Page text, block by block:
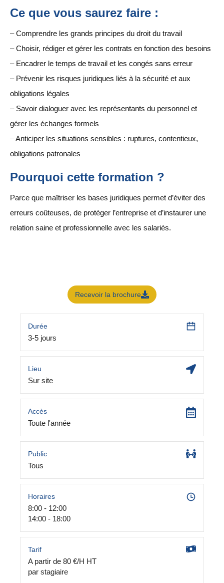
Ce que vous saurez faire :
– Comprendre les grands principes du droit du travail
– Choisir, rédiger et gérer les contrats en fonction des besoins
– Encadrer le temps de travail et les congés sans erreur
– Prévenir les risques juridiques liés à la sécurité et aux
obligations légales
– Savoir dialoguer avec les représentants du personnel et
gérer les échanges formels
– Anticiper les situations sensibles : ruptures, contentieux,
obligations patronales
Pourquoi cette formation ?
Parce que maîtriser les bases juridiques permet d’éviter des
erreurs coûteuses, de protéger l’entreprise et d’instaurer une
relation saine et professionnelle avec les salariés.
Recevoir la brochure
Durée
3-5 jours
Lieu
Sur site
Accès
Toute l'année
Public
Tous
Horaires
8:00 - 12:00
14:00 - 18:00
Tarif
A partir de 80 €/H HT
par stagiaire